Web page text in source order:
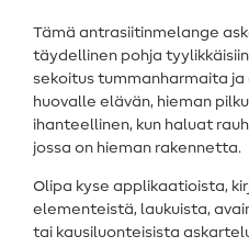
Tämä antrasiitinmelange
täydellinen pohja
sekoitus tummanharmaita
huovalle elävän, hieman
ihanteellinen, kun haluat
jossa on hieman rakennetta.
Olipa kyse applikaatioista,
elementeistä, laukuista,
tai kausiluonteisista